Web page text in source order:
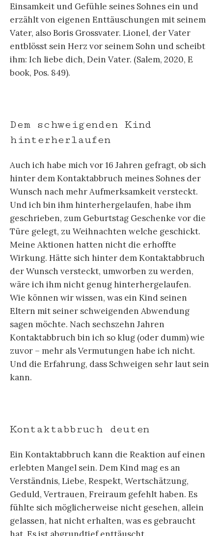
Einsamkeit und Gefühle seines Sohnes ein und
erzählt von eigenen Enttäuschungen mit seinem
Vater, also Boris Grossvater. Lionel, der Vater
entblösst sein Herz vor seinem Sohn und scheibt
ihm: Ich liebe dich, Dein Vater. (Salem, 2020, E
book, Pos. 849).
Dem schweigenden Kind
hinterherlaufen
Auch ich habe mich vor 16 Jahren gefragt, ob sich
hinter dem Kontaktabbruch meines Sohnes der
Wunsch nach mehr Aufmerksamkeit versteckt.
Und ich bin ihm hinterhergelaufen, habe ihm
geschrieben, zum Geburtstag Geschenke vor die
Türe gelegt, zu Weihnachten welche geschickt.
Meine Aktionen hatten nicht die erhoffte
Wirkung. Hätte sich hinter dem Kontaktabbruch
der Wunsch versteckt, umworben zu werden,
wäre ich ihm nicht genug hinterhergelaufen.
Wie können wir wissen, was ein Kind seinen
Eltern mit seiner schweigenden Abwendung
sagen möchte. Nach sechszehn Jahren
Kontaktabbruch bin ich so klug (oder dumm) wie
zuvor – mehr als Vermutungen habe ich nicht.
Und die Erfahrung, dass Schweigen sehr laut sein
kann.
Kontaktabbruch deuten
Ein Kontaktabbruch kann die Reaktion auf einen
erlebten Mangel sein. Dem Kind mag es an
Verständnis, Liebe, Respekt, Wertschätzung,
Geduld, Vertrauen, Freiraum gefehlt haben. Es
fühlte sich möglicherweise nicht gesehen, allein
gelassen, hat nicht erhalten, was es gebraucht